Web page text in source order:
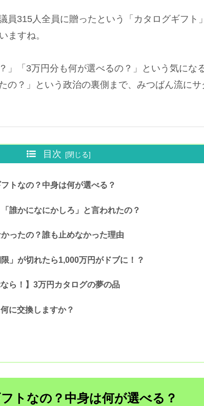
員315人全員に贈ったという「カタログギフト
ますね。
」「3万円分も何が選べるの？」という気にな
の？」という政治の裏側まで、みつばん流に
目次
トなの？中身は何が選べる？
誰かになにかしろ」と言われたの？
ったの？誰も止めなかった理由
」が切れたら1,000万円がドブに！？
なら！】3万円カタログの夢の品
に交換しますか？
トなの？中身は何が選べる？